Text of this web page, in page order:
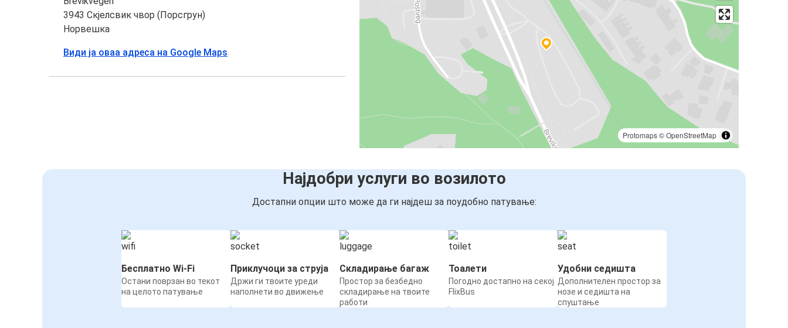
Protomaps©OpenStreetMap
3943 Скјелсвик чвор (Порсгрун)
Норвешка
Види ја оваа адреса на Google Maps
Најдобри услуги во возилото
Достапни опции што може да ги најдеш за поудобно патување:
Бесплатно Wi-Fi
Остани поврзан во текот
на целото патување
Приклучоци за струја
Држи ги твоите уреди
наполнети во движење
Складирање багаж
Простор за безбедно
складирање на твоите
работи
Тоалети
Погодно достапно на секој
FlixBus
Удобни седишта
Дополнителен простор за
нозе и седишта на
спуштање